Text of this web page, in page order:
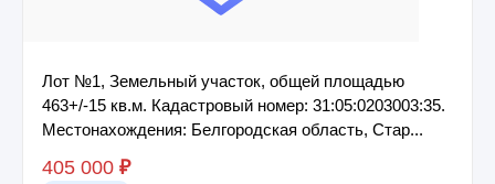
Лот №1, Земельный участок, общей площадью
463+/-15 кв.м. Кадастровый номер: 31:05:0203003:35.
Местонахождения: Белгородская область, Стар...
405 000 ₽